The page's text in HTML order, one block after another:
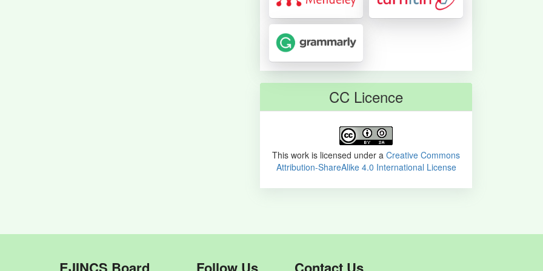
CC Licence
This work is licensed under a Creative Commons
Attribution-ShareAlike 4.0 International License